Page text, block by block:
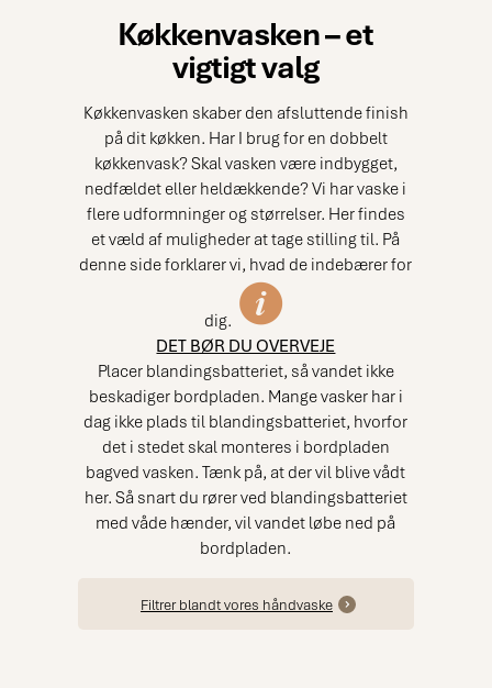
Køkkenvasken – et
vigtigt valg
Køkkenvasken skaber den afsluttende finish
på dit køkken. Har I brug for en dobbelt
køkkenvask? Skal vasken være indbygget,
nedfældet eller heldækkende? Vi har vaske i
flere udformninger og størrelser. Her findes
et væld af muligheder at tage stilling til. På
denne side forklarer vi, hvad de indebærer for
dig.
DET BØR DU OVERVEJE
Placer blandingsbatteriet, så vandet ikke
beskadiger bordpladen. Mange vasker har i
dag ikke plads til blandingsbatteriet, hvorfor
det i stedet skal monteres i bordpladen
bagved vasken. Tænk på, at der vil blive vådt
her. Så snart du rører ved blandingsbatteriet
med våde hænder, vil vandet løbe ned på
bordpladen.
Filtrer blandt vores håndvaske